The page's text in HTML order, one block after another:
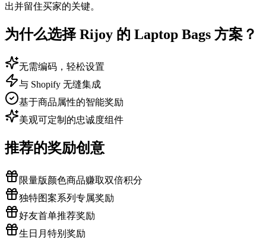
出并留住买家的关键。
为什么选择 Rijoy 的 Laptop Bags 方案？
无需编码，轻松设置
与 Shopify 无缝集成
基于商品属性的智能奖励
美观可定制的忠诚度组件
推荐的奖励创意
限量版颜色商品赚取双倍积分
独特图案系列专属奖励
好友首单推荐奖励
生日月特别奖励